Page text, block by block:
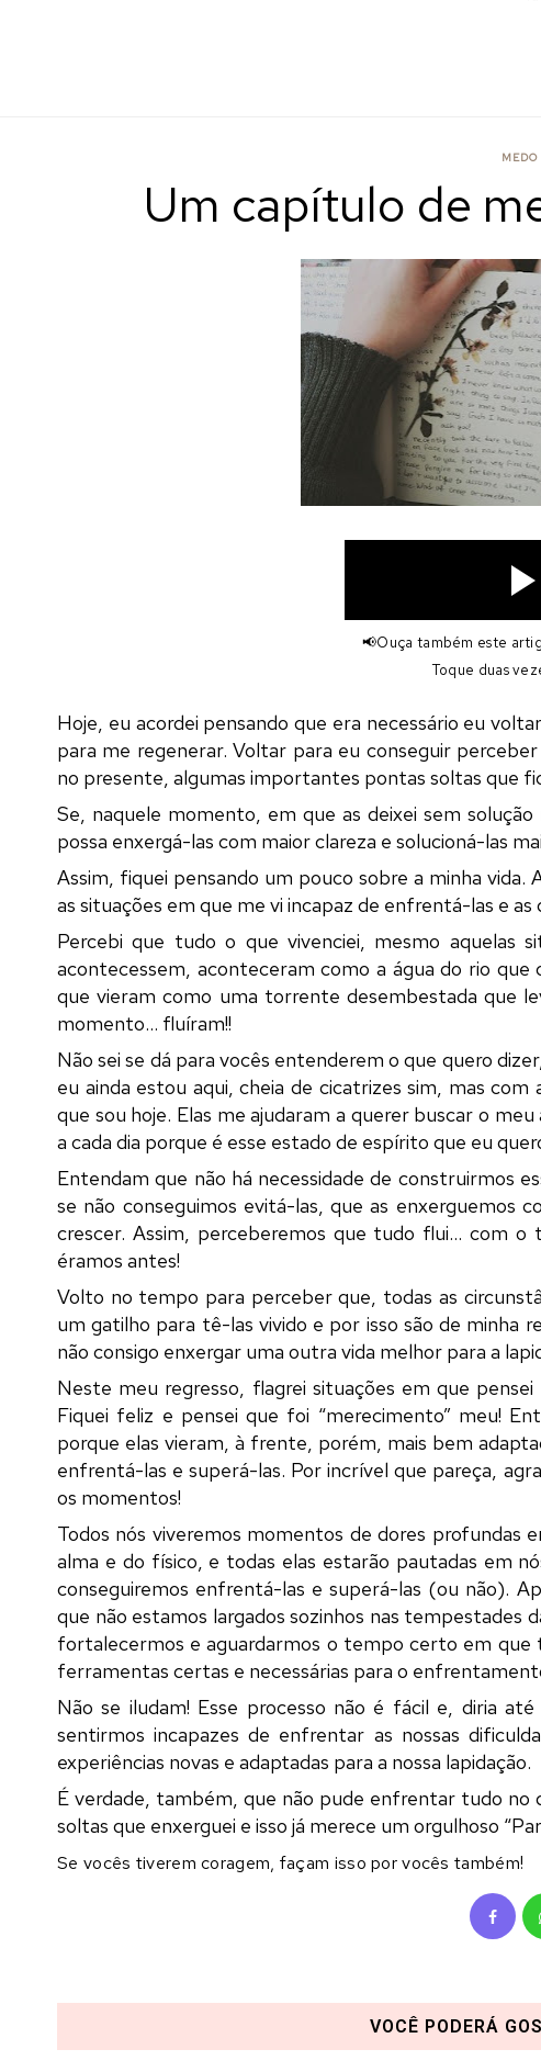
MEDO
Um capítulo de
📢Ouça também este
Toque duas
Hoje, eu acordei pensando que era necessário eu
para me regenerar. Voltar para eu conseguir
no presente, algumas importantes pontas soltas que
Se, naquele momento, em que as deixei sem
possa enxergá-las com maior clareza e solucioná-las
Assim, fiquei pensando um pouco sobre a minha vida.
as situações em que me vi incapaz de enfrentá-las e
Percebi que tudo o que vivenciei, mesmo aquelas
acontecessem, aconteceram como a água do rio que
que vieram como uma torrente desembestada que
momento... fluíram!!
Não sei se dá para vocês entenderem o que quero
eu ainda estou aqui, cheia de cicatrizes sim, mas
que sou hoje. Elas me ajudaram a querer buscar o
a cada dia porque é esse estado de espírito que eu
Entendam que não há necessidade de construirmos
se não conseguimos evitá-las, que as enxerguemos
crescer. Assim, perceberemos que tudo flui... com
éramos antes!
Volto no tempo para perceber que, todas as
um gatilho para tê-las vivido e por isso são de minha
não consigo enxergar uma outra vida melhor para a
Neste meu regresso, flagrei situações em que
Fiquei feliz e pensei que foi “merecimento” meu!
porque elas vieram, à frente, porém, mais bem
enfrentá-las e superá-las. Por incrível que pareça,
os momentos!
Todos nós viveremos momentos de dores profundas
alma e do físico, e todas elas estarão pautadas em
conseguiremos enfrentá-las e superá-las (ou não).
que não estamos largados sozinhos nas tempestades
fortalecermos e aguardarmos o tempo certo em que
ferramentas certas e necessárias para o
Não se iludam! Esse processo não é fácil e, diria
sentirmos incapazes de enfrentar as nossas
experiências novas e adaptadas para a nossa lapidação.
É verdade, também, que não pude enfrentar tudo no
soltas que enxerguei e isso já merece um orgulhoso
Se vocês tiverem coragem, façam isso por vocês também!
VOCÊ PODERÁ